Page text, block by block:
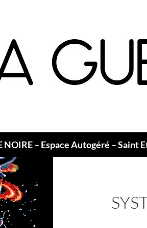
NOIRE – Espace Autogéré – Saint